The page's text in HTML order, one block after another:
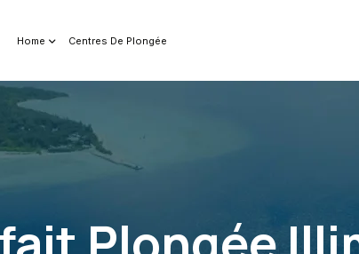
Home Centres De Plongée